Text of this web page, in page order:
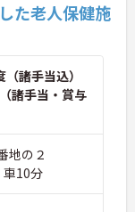
た老人保健施
（諸手当込）
諸手当・賞与
地の２
車10分